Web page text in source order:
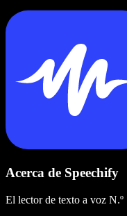
Acerca de Speechify
El lector de texto a voz N.º